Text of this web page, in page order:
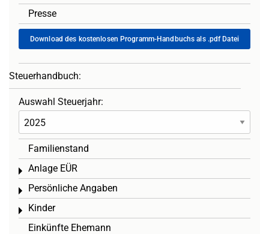
Presse
Download des kostenlosen Programm-Handbuchs als .pdf Datei
Steuerhandbuch:
Auswahl Steuerjahr:
Familienstand
Anlage EÜR
Toggle menu
Persönliche Angaben
Toggle menu
Kinder
Toggle menu
Einkünfte Ehemann